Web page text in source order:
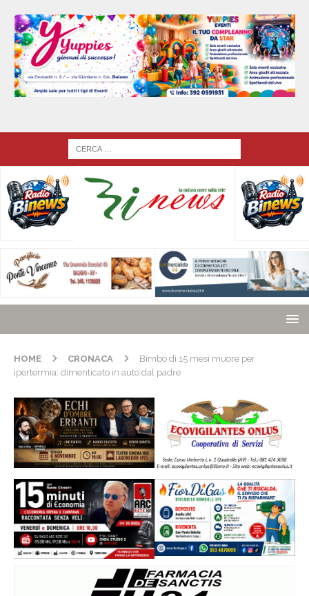
HOME CRONACA
Bimbo di 15 mesi muore per
ipertermia: dimenticato in auto dal padre